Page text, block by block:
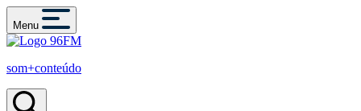
Menu
som+conteúdo